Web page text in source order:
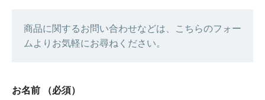
商品に関するお問い合わせなどは、こちらのフォー
ムよりお気軽にお尋ねください。
お名前 （必須）